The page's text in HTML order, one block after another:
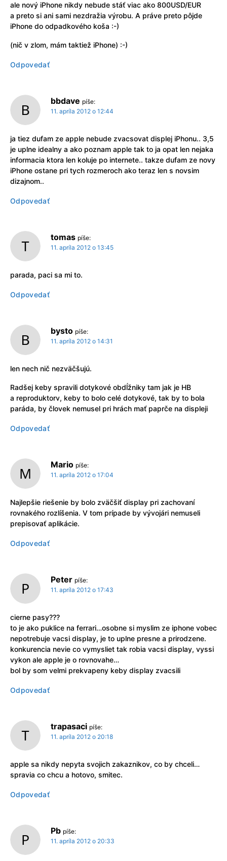
ale nový iPhone nikdy nebude stáť viac ako 800USD/EUR
a preto si ani sami nezdražia výrobu. A práve preto pôjde
iPhone do odpadkového koša :-)
(nič v zlom, mám taktiež iPhone) :-)
Odpovedať
bbdave píše:
11. apríla 2012 o 12:44
ja tiez dufam ze apple nebude zvacsovat displej iPhonu.. 3,5
je uplne idealny a ako poznam apple tak to ja opat len nejaka
informacia ktora len koluje po internete.. takze dufam ze novy
iPhone ostane pri tych rozmeroch ako teraz len s novsim
dizajnom..
Odpovedať
tomas píše:
11. apríla 2012 o 13:45
parada, paci sa mi to.
Odpovedať
bysto píše:
11. apríla 2012 o 14:31
len nech nič nezväčšujú.
Radšej keby spravili dotykové obdĺžniky tam jak je HB
a reproduktorv, keby to bolo celé dotykové, tak by to bola
paráda, by človek nemusel pri hrách mať paprče na displeji
Odpovedať
Mario píše:
11. apríla 2012 o 17:04
Najlepšie riešenie by bolo zväčšiť display pri zachovaní
rovnakého rozlíšenia. V tom prípade by vývojári nemuseli
prepisovať aplikácie.
Odpovedať
Peter píše:
11. apríla 2012 o 17:43
cierne pasy???
to je ako puklice na ferrari…osobne si myslim ze iphone vobec
nepotrebuje vacsi display, je to uplne presne a prirodzene.
konkurencia nevie co vymysliet tak robia vacsi display, vyssi
vykon ale apple je o rovnovahe…
bol by som velmi prekvapeny keby display zvacsili
Odpovedať
trapasaci píše:
11. apríla 2012 o 20:18
apple sa nikdy nepyta svojich zakaznikov, co by chceli…
spravia co chcu a hotovo, smitec.
Odpovedať
Pb píše:
11. apríla 2012 o 20:33